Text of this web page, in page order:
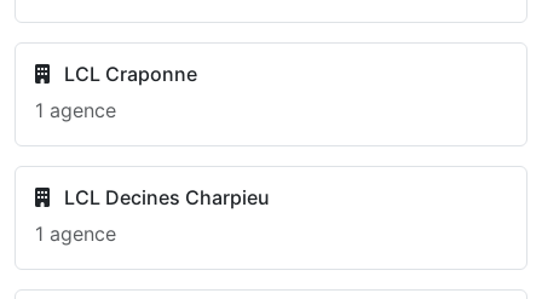
LCL Craponne
1 agence
LCL Decines Charpieu
1 agence